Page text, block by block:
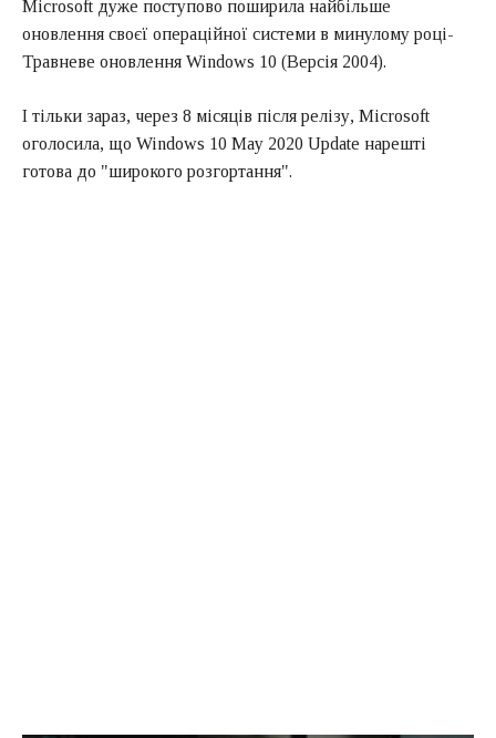
Microsoft дуже поступово поширила найбільше
оновлення своєї операційної системи в минулому році-
Травневе оновлення Windows 10 (Версія 2004).
І тільки зараз, через 8 місяців після релізу, Microsoft
оголосила, що Windows 10 May 2020 Update нарешті
готова до "широкого розгортання".